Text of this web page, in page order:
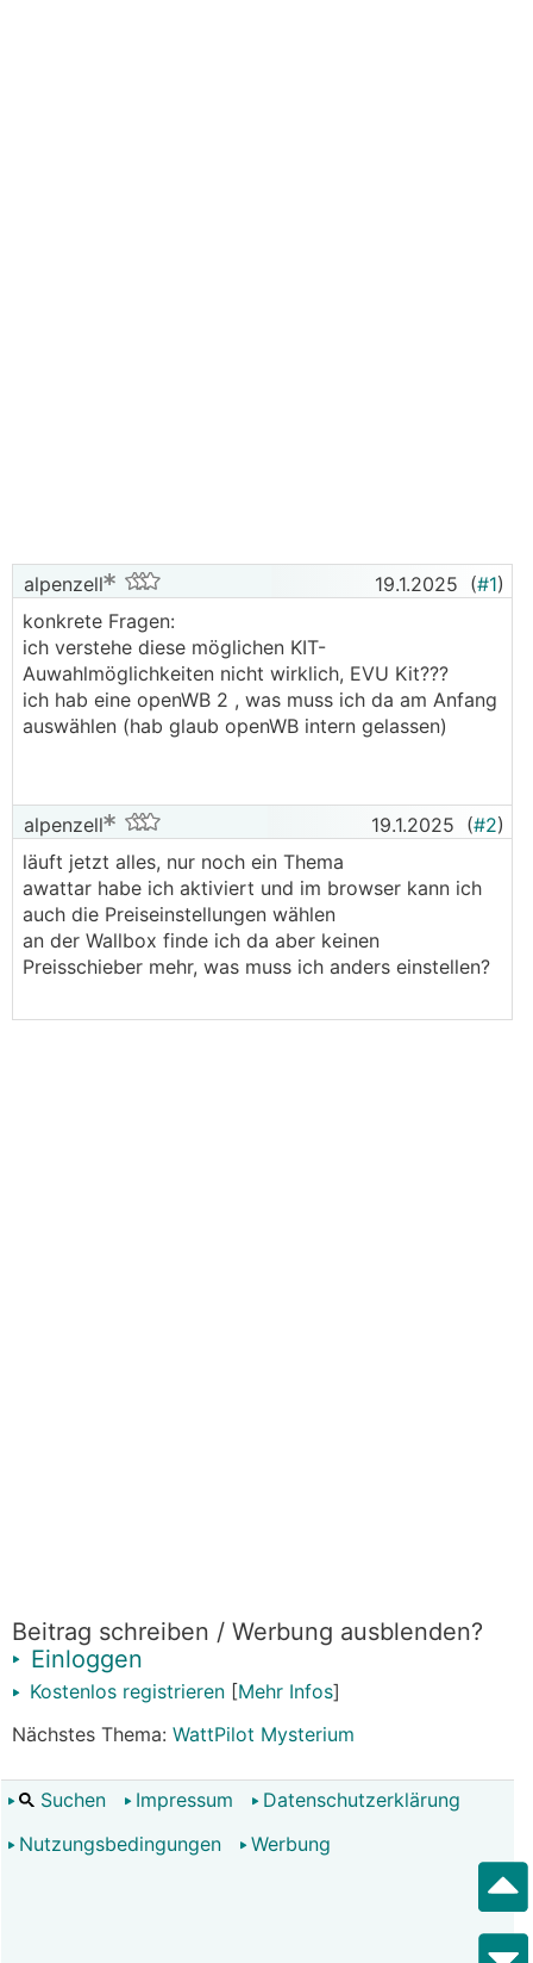
alpenzell 19.1.2025 (#1)
konkrete Fragen:
ich verstehe diese möglichen KIT-
Auwahlmöglichkeiten nicht wirklich, EVU Kit???
ich hab eine openWB 2 , was muss ich da am Anfang
auswählen (hab glaub openWB intern gelassen)
alpenzell 19.1.2025 (#2)
läuft jetzt alles, nur noch ein Thema
awattar habe ich aktiviert und im browser kann ich
auch die Preiseinstellungen wählen
an der Wallbox finde ich da aber keinen
Preisschieber mehr, was muss ich anders einstellen?
Beitrag schreiben / Werbung ausblenden?
Einloggen
Kostenlos registrieren [Mehr Infos]
Nächstes Thema: WattPilot Mysterium
Suchen Impressum
Datenschutzerklärung
Nutzungsbedingungen
Werbung